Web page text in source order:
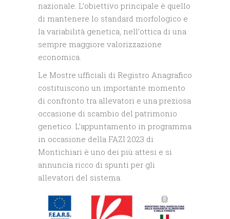
nazionale. L’obiettivo principale è quello
di mantenere lo standard morfologico e
la variabilità genetica, nell’ottica di una
sempre maggiore valorizzazione
economica.
Le Mostre ufficiali di Registro Anagrafico
costituiscono un importante momento
di confronto tra allevatori e una preziosa
occasione di scambio del patrimonio
genetico. L’appuntamento in programma
in occasione della FAZI 2023 di
Montichiari è uno dei più attesi e si
annuncia ricco di spunti per gli
allevatori del sistema.